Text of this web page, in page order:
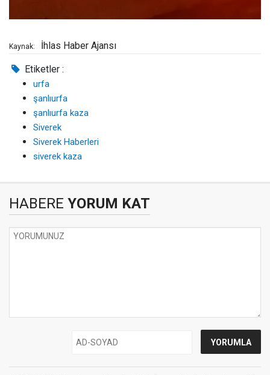
Kaynak: İhlas Haber Ajansı
Etiketler :
urfa
şanlıurfa
şanlıurfa kaza
Siverek
Siverek Haberleri
siverek kaza
HABERE YORUM KAT